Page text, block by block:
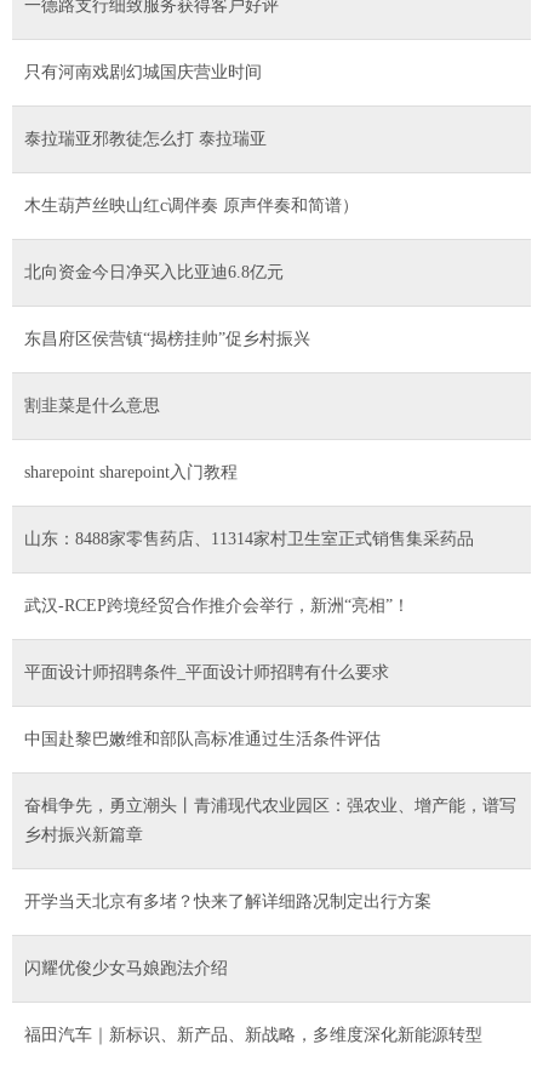
一德路支行细致服务获得客户好评
只有河南戏剧幻城国庆营业时间
泰拉瑞亚邪教徒怎么打 泰拉瑞亚
木生葫芦丝映山红c调伴奏 原声伴奏和简谱）
北向资金今日净买入比亚迪6.8亿元
东昌府区侯营镇“揭榜挂帅”促乡村振兴
割韭菜是什么意思
sharepoint sharepoint入门教程
山东：8488家零售药店、11314家村卫生室正式销售集采药品
武汉-RCEP跨境经贸合作推介会举行，新洲“亮相”！
平面设计师招聘条件_平面设计师招聘有什么要求
中国赴黎巴嫩维和部队高标准通过生活条件评估
奋楫争先，勇立潮头丨青浦现代农业园区：强农业、增产能，谱写
乡村振兴新篇章
开学当天北京有多堵？快来了解详细路况制定出行方案
闪耀优俊少女马娘跑法介绍
福田汽车｜新标识、新产品、新战略，多维度深化新能源转型